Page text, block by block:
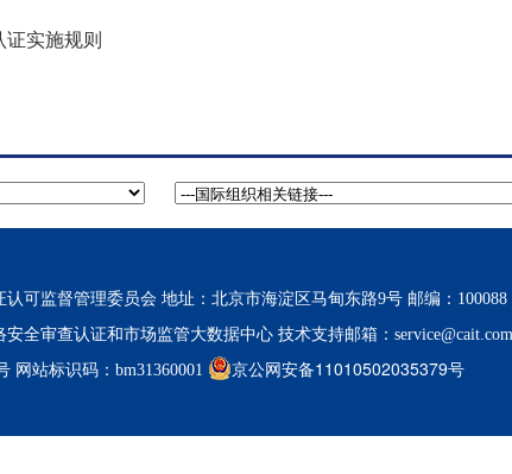
实施规则
认可监督管理委员会 地址：北京市海淀区马甸东路9号 邮编：100088
安全审查认证和市场监管大数据中心 技术支持邮箱：service@cait.com
网站标识码：bm31360001 京公网安备11010502035379号